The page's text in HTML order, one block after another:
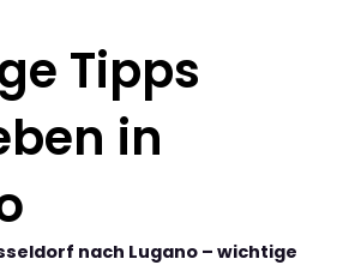
Tipps
in
nach Lugano – wichtige